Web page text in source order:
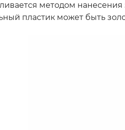
методом
пластик может быть